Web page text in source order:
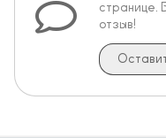
странице.
отзыв!